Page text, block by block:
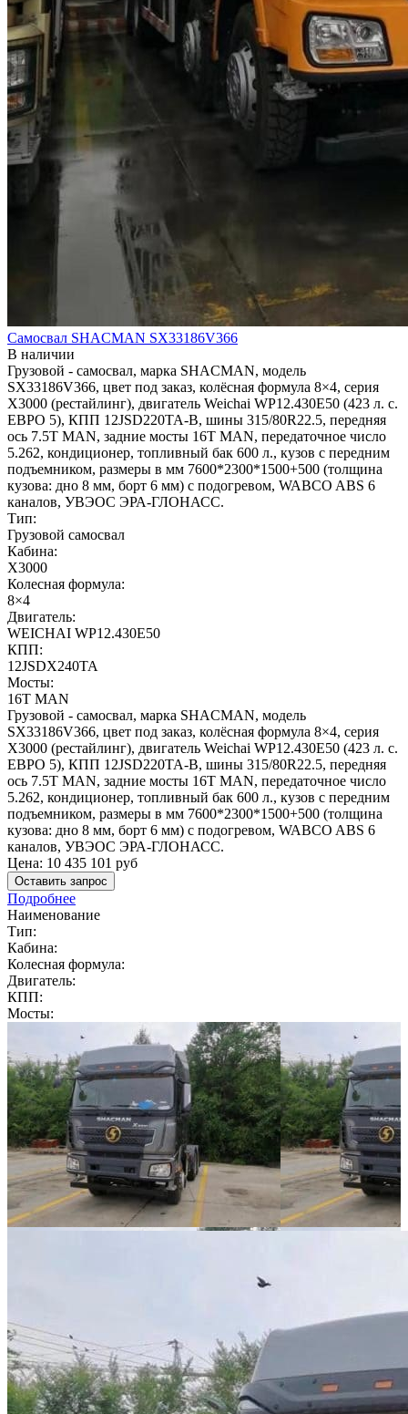
Самосвал SHACMAN SX33186V366
В наличии
Грузовой - самосвал, марка SHACMAN, модель
SX33186V366, цвет под заказ, колёсная формула 8×4, серия
X3000 (рестайлинг), двигатель Weichai WP12.430E50 (423 л. с.
ЕВРО 5), КПП 12JSD220TA-В, шины 315/80R22.5, передняя
ось 7.5T MAN, задние мосты 16T MAN, передаточное число
5.262, кондиционер, топливный бак 600 л., кузов с передним
подъемником, размеры в мм 7600*2300*1500+500 (толщина
кузова: дно 8 мм, борт 6 мм) с подогревом, WABCO ABS 6
каналов, УВЭОС ЭРА-ГЛОНАСС.
Тип:
Грузовой самосвал
Кабина:
X3000
Колесная формула:
8×4
Двигатель:
WEICHAI WP12.430E50
КПП:
12JSDX240TA
Мосты:
16T MAN
Грузовой - самосвал, марка SHACMAN, модель
SX33186V366, цвет под заказ, колёсная формула 8×4, серия
X3000 (рестайлинг), двигатель Weichai WP12.430E50 (423 л. с.
ЕВРО 5), КПП 12JSD220TA-В, шины 315/80R22.5, передняя
ось 7.5T MAN, задние мосты 16T MAN, передаточное число
5.262, кондиционер, топливный бак 600 л., кузов с передним
подъемником, размеры в мм 7600*2300*1500+500 (толщина
кузова: дно 8 мм, борт 6 мм) с подогревом, WABCO ABS 6
каналов, УВЭОС ЭРА-ГЛОНАСС.
Цена: 10 435 101 руб
Оставить запрос
Подробнее
Наименование
Тип:
Кабина:
Колесная формула:
Двигатель:
КПП:
Мосты: